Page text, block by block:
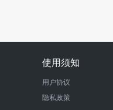
使用须知
用户协议
隐私政策